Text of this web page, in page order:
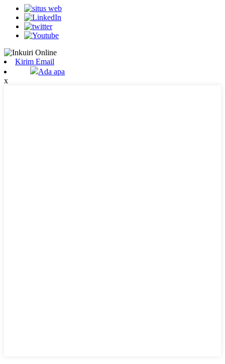
Kirim Email
Ada apa
x